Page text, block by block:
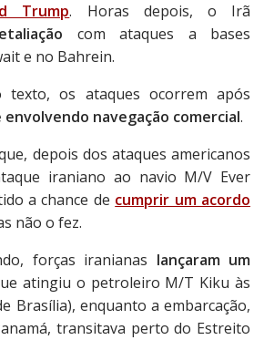
Trump. Horas depois, o Irã
com ataques a bases
e no Bahrein.
texto, os ataques ocorrem após
navegação comercial.
depois dos ataques americanos
iraniano ao navio M/V Ever
a chance de cumprir um acordo
não o fez.
forças iranianas lançaram um
atingiu o petroleiro M/T Kiku às
Brasília), enquanto a embarcação,
transitava perto do Estreito